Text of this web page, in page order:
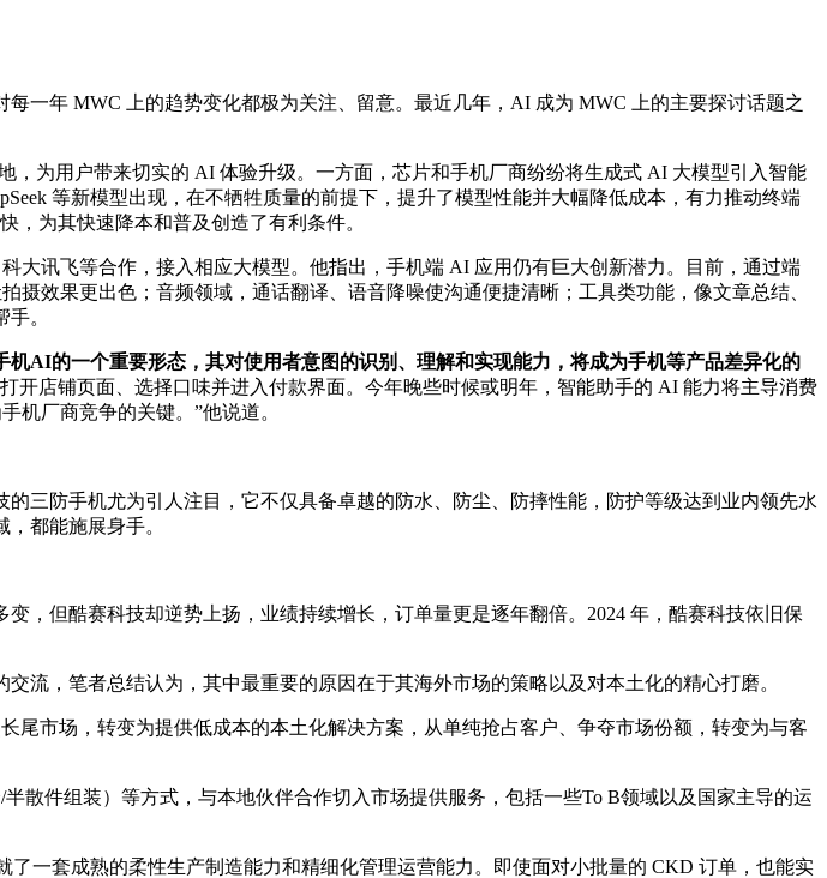
一年 MWC 上的趋势变化都极为关注、留意。最近几年，AI 成为 MWC 上的主要探讨话题之
为用户带来切实的 AI 体验升级。一方面，芯片和手机厂商纷纷将生成式 AI 大模型引入智能
等新模型出现，在不牺牲质量的前提下，提升了模型性能并大幅降低成本，有力推动终端
为其快速降本和普及创造了有利条件。
讯飞等合作，接入相应大模型。他指出，手机端 AI 应用仍有巨大创新潜力。目前，通过端
效果更出色；音频领域，通话翻译、语音降噪使沟通便捷清晰；工具类功能，像文章总结、
。
AI的一个重要形态，其对使用者意图的识别、理解和实现能力，将成为手机等产品差异化的
开店铺页面、选择口味并进入付款界面。今年晚些时候或明年，智能助手的 AI 能力将主导消费
机厂商竞争的关键。”他说道。
三防手机尤为引人注目，它不仅具备卓越的防水、防尘、防摔性能，防护等级达到业内领先水
都能施展身手。
，但酷赛科技却逆势上扬，业绩持续增长，订单量更是逐年翻倍。2024 年，酷赛科技依旧保
流，笔者总结认为，其中最重要的原因在于其海外市场的策略以及对本土化的精心打磨。
市场，转变为提供低成本的本土化解决方案，从单纯抢占客户、争夺市场份额，转变为与客
散件组装）等方式，与本地伙伴合作切入市场提供服务，包括一些To B领域以及国家主导的运
一套成熟的柔性生产制造能力和精细化管理运营能力。即使面对小批量的 CKD 订单，也能实